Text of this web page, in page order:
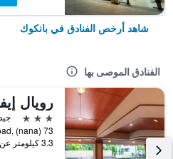
شاهد أرخص الفنادق في بانكوك
الفنادق الموصى بها
3 نجوم
جيد 6.7
3.3 كيلومتر عن وسط المدينة